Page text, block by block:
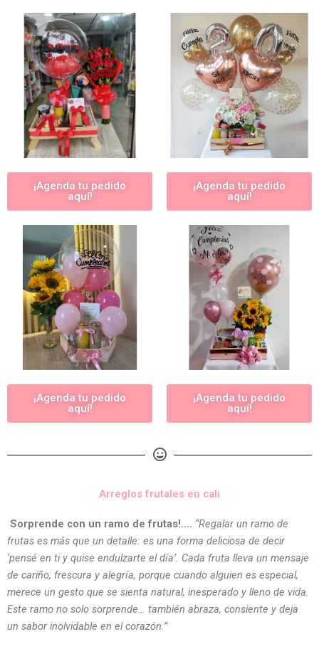
¡Agenda tu pedido
aquí!
¡Agenda tu pedido
aquí!
¡Agenda tu pedido
aquí!
¡Agenda tu pedido
aquí!
Arreglos frutales en cali
Sorprende con un ramo de frutas!…. “Regalar un ramo de
frutas es más que un detalle: es una forma deliciosa de decir
‘pensé en ti y quise endulzarte el día’. Cada fruta lleva un mensaje
de cariño, frescura y alegría, porque cuando alguien es especial,
merece un gesto que se sienta natural, inesperado y lleno de vida.
Este ramo no solo sorprende… también abraza, consiente y deja
un sabor inolvidable en el corazón.”